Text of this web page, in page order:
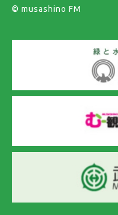
©︎ musashino FM